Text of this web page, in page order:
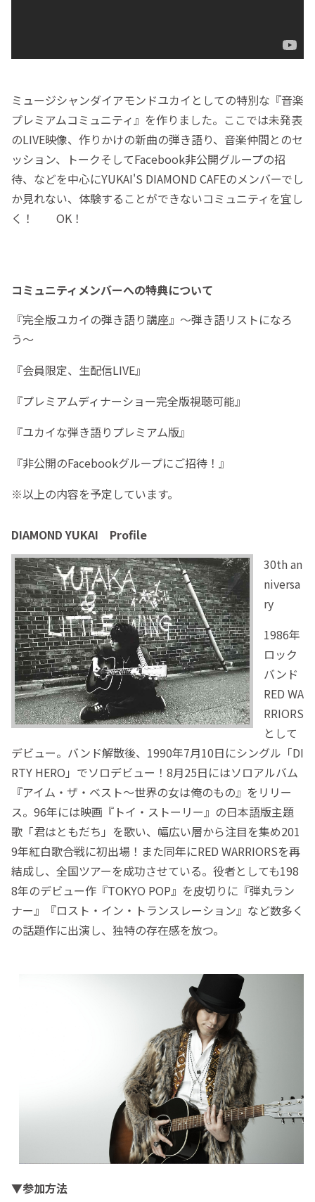
ミュージシャンダイアモンドユカイとしての特別な『音楽
プレミアムコミュニティ』を作りました。ここでは未発表
のLIVE映像、作りかけの新曲の弾き語り、音楽仲間とのセ
ッション、トークそしてFacebook非公開グループの招
待、などを中心にYUKAI'S DIAMOND CAFEのメンバーでし
か見れない、体験することができないコミュニティを宜し
く！ OK！
コミュニティメンバーへの特典について
『完全版ユカイの弾き語り講座』〜弾き語リストになろ
う〜
『会員限定、生配信LIVE』
『プレミアムディナーショー完全版視聴可能』
『ユカイな弾き語りプレミアム版』
『非公開のFacebookグループにご招待！』
※以上の内容を予定しています。
DIAMOND YUKAI Profile
30th an
niversa
ry
1986年
ロック
バンド
RED WA
RRIORS
として
デビュー。バンド解散後、1990年7月10日にシングル「DI
RTY HERO」でソロデビュー！8月25日にはソロアルバム
『アイム・ザ・ベスト～世界の女は俺のもの』をリリー
ス。96年には映画『トイ・ストーリー』の日本語版主題
歌「君はともだち」を歌い、幅広い層から注目を集め201
9年紅白歌合戦に初出場！また同年にRED WARRIORSを再
結成し、全国ツアーを成功させている。役者としても198
8年のデビュー作『TOKYO POP』を皮切りに『弾丸ラン
ナー』『ロスト・イン・トランスレーション』など数多く
の話題作に出演し、独特の存在感を放つ。
▼参加方法